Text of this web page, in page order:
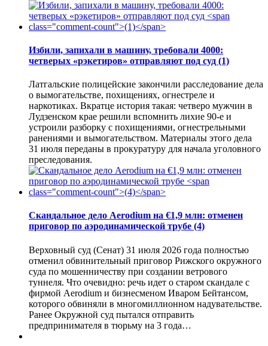
Избили, запихали в машину, требовали 4000:
четверых «рэкетиров» отправляют под суд (1)
Латгальские полицейские закончили расследование дела
о вымогательстве, похищениях, огнестреле и
наркотиках. Вкратце история такая: четверо мужчин в
Лудзенском крае решили вспомнить лихие 90-е и
устроили разборку с похищениями, огнестрельными
ранениями и вымогательством. Материалы этого дела
31 июля переданы в прокуратуру для начала уголовного
преследования.
Скандальное дело Aerodium на €1,9 млн: отменен
приговор по аэродинамической трубе (4)
Верховный суд (Сенат) 31 июля 2026 года полностью
отменил обвинительный приговор Рижского окружного
суда по мошенничеству при создании ветрового
туннеля. Что очевидно: речь идет о старом скандале с
фирмой Aerodium и бизнесменом Иваром Бейтансом,
которого обвиняли в многомиллионном надувательстве.
Ранее Окружной суд пытался отправить
предпринимателя в тюрьму на 3 года…